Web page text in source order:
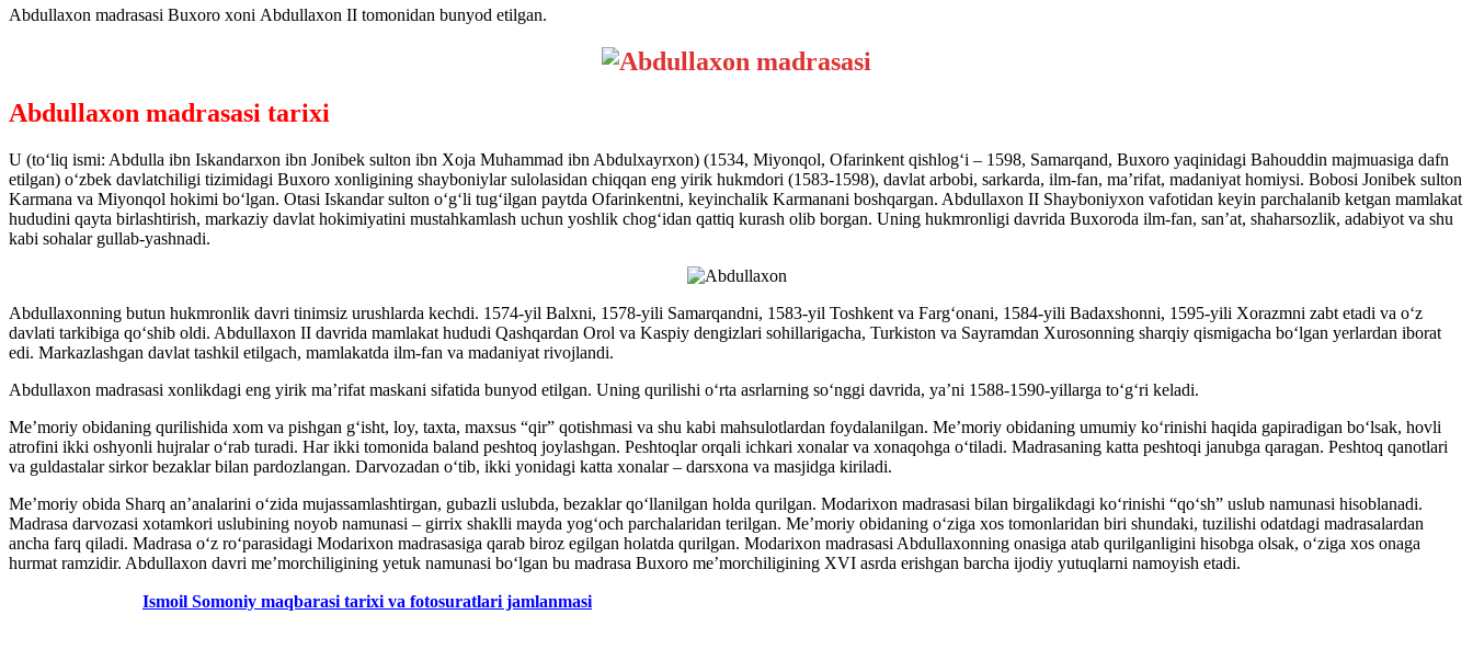
Abdullaxon madrasasi Buxoro xoni Abdullaxon II tomonidan bunyod etilgan.
Abdullaxon madrasasi tarixi
U (to‘liq ismi: Abdulla ibn Iskandarxon ibn Jonibek sulton ibn Xoja Muhammad ibn Abdulxayrxon) (1534, Miyonqol, Ofarinkent qishlog‘i – 1598, Samarqand, Buxoro yaqinidagi Bahouddin majmuasiga dafn
etilgan) o‘zbek davlatchiligi tizimidagi Buxoro xonligining shayboniylar sulolasidan chiqqan eng yirik hukmdori (1583-1598), davlat arbobi, sarkarda, ilm-fan, ma’rifat, madaniyat homiysi. Bobosi Jonibek sulton
Karmana va Miyonqol hokimi bo‘lgan. Otasi Iskandar sulton o‘g‘li tug‘ilgan paytda Ofarinkentni, keyinchalik Karmanani boshqargan. Abdullaxon II Shayboniyxon vafotidan keyin parchalanib ketgan mamlakat
hududini qayta birlashtirish, markaziy davlat hokimiyatini mustahkamlash uchun yoshlik chog‘idan qattiq kurash olib borgan. Uning hukmronligi davrida Buxoroda ilm-fan, san’at, shaharsozlik, adabiyot va shu
kabi sohalar gullab-yashnadi.
Abdullaxonning butun hukmronlik davri tinimsiz urushlarda kechdi. 1574-yil Balxni, 1578-yili Samarqandni, 1583-yil Toshkent va Farg‘onani, 1584-yili Badaxshonni, 1595-yili Xorazmni zabt etadi va o‘z
davlati tarkibiga qo‘shib oldi. Abdullaxon II davrida mamlakat hududi Qashqardan Orol va Kaspiy dengizlari sohillarigacha, Turkiston va Sayramdan Xurosonning sharqiy qismigacha bo‘lgan yerlardan iborat
edi. Markazlashgan davlat tashkil etilgach, mamlakatda ilm-fan va madaniyat rivojlandi.
Abdullaxon madrasasi xonlikdagi eng yirik ma’rifat maskani sifatida bunyod etilgan. Uning qurilishi o‘rta asrlarning so‘nggi davrida, ya’ni 1588-1590-yillarga to‘g‘ri keladi.
Me’moriy obidaning qurilishida xom va pishgan g‘isht, loy, taxta, maxsus “qir” qotishmasi va shu kabi mahsulotlardan foydalanilgan. Me’moriy obidaning umumiy ko‘rinishi haqida gapiradigan bo‘lsak, hovli
atrofini ikki oshyonli hujralar o‘rab turadi. Har ikki tomonida baland peshtoq joylashgan. Peshtoqlar orqali ichkari xonalar va xonaqohga o‘tiladi. Madrasaning katta peshtoqi janubga qaragan. Peshtoq qanotlari
va guldastalar sirkor bezaklar bilan pardozlangan. Darvozadan o‘tib, ikki yonidagi katta xonalar – darsxona va masjidga kiriladi.
Me’moriy obida Sharq an’analarini o‘zida mujassamlashtirgan, gubazli uslubda, bezaklar qo‘llanilgan holda qurilgan. Modarixon madrasasi bilan birgalikdagi ko‘rinishi “qo‘sh” uslub namunasi hisoblanadi.
Madrasa darvozasi xotamkori uslubining noyob namunasi – girrix shaklli mayda yog‘och parchalaridan terilgan. Me’moriy obidaning o‘ziga xos tomonlaridan biri shundaki, tuzilishi odatdagi madrasalardan
ancha farq qiladi. Madrasa o‘z ro‘parasidagi Modarixon madrasasiga qarab biroz egilgan holatda qurilgan. Modarixon madrasasi Abdullaxonning onasiga atab qurilganligini hisobga olsak, o‘ziga xos onaga
hurmat ramzidir. Abdullaxon davri me’morchiligining yetuk namunasi bo‘lgan bu madrasa Buxoro me’morchiligining XVI asrda erishgan barcha ijodiy yutuqlarni namoyish etadi.
Ismoil Somoniy maqbarasi tarixi va fotosuratlari jamlanmasi